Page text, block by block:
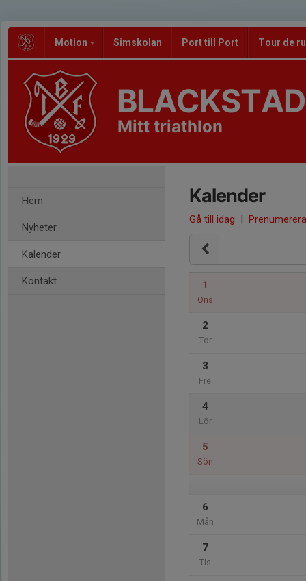
Motion Simskolan Port till Port Tour de
Mitt triathlon
Hem
Nyheter
Kalender
Kontakt
Kalender
Gå till idag | Prenumerera
1
Ons
2
Tor
3
Fre
4
Lör
5
Sön
6
Mån
7
Tis